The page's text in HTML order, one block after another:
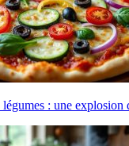
: une explosion